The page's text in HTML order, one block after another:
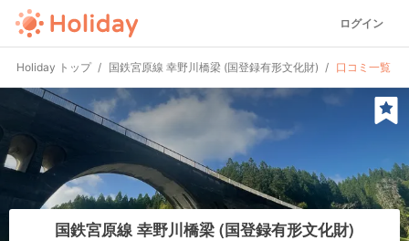
ログイン
Holiday トップ 国鉄宮原線 幸野川橋梁 (国登録有形文化財) 口コミ一覧
国鉄宮原線 幸野川橋梁 (国登録有形文化財)